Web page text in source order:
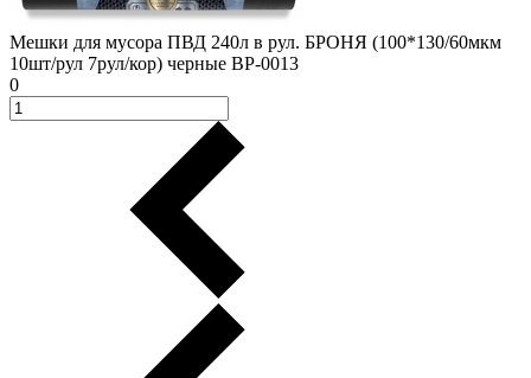
Мешки для мусора ПВД 240л в рул. БРОНЯ (100*130/60мкм
10шт/рул 7рул/кор) черные ВР-0013
0